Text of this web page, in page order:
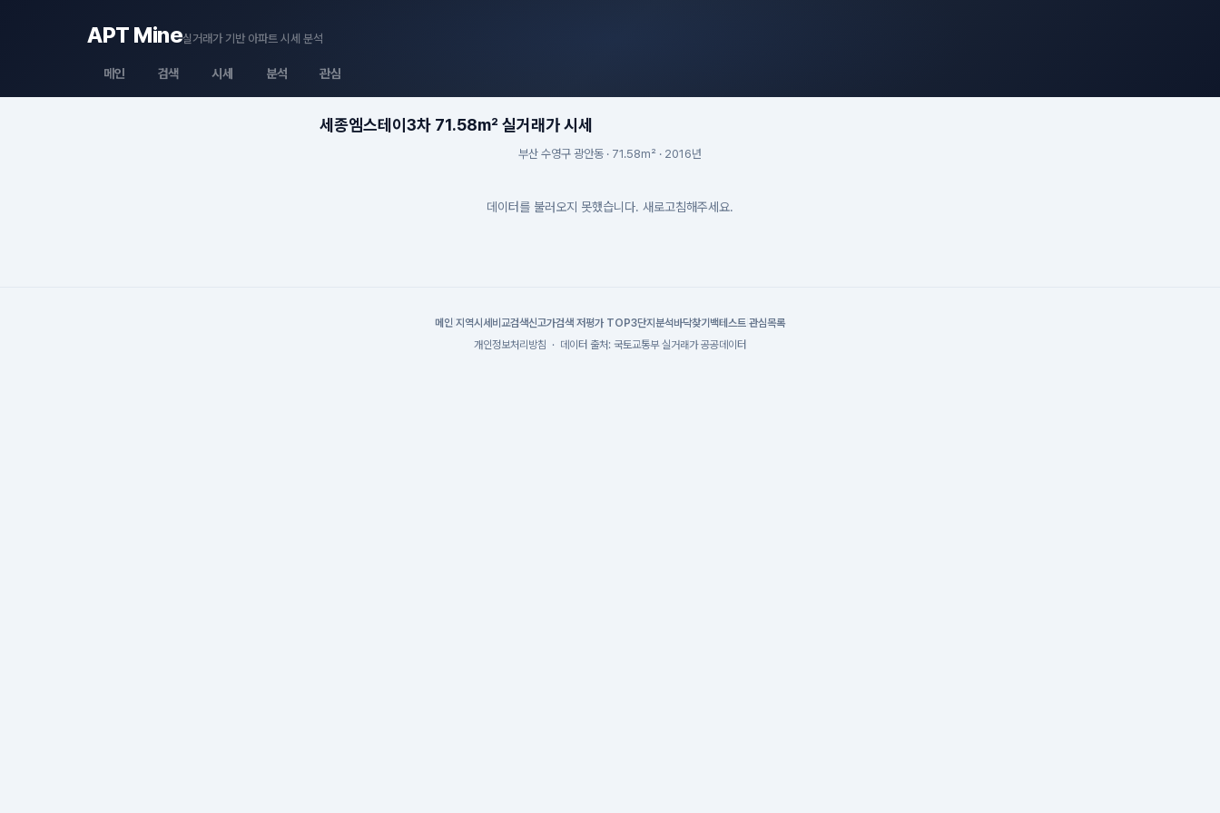
APT Mine실거래가 기반 아파트 시세 분석
메인 검색 시세 분석 관심
세종엠스테이3차 71.58m² 실거래가 시세
부산 수영구 광안동 · 71.58m² · 2016년
데이터를 불러오지 못했습니다. 새로고침해주세요.
메인 지역시세 비교검색신고가검색 저평가 TOP3단지분석 바닥찾기 백테스트 관심목록
개인정보처리방침 · 데이터 출처: 국토교통부 실거래가 공공데이터